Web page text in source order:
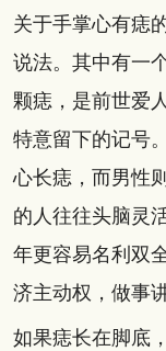
关于手掌心有痣
说法。其中有一
颗痣，是前世爱
特意留下的记号
心长痣，而男性
的人往往头脑灵
年更容易名利双
济主动权，做事
如果痣长在脚底